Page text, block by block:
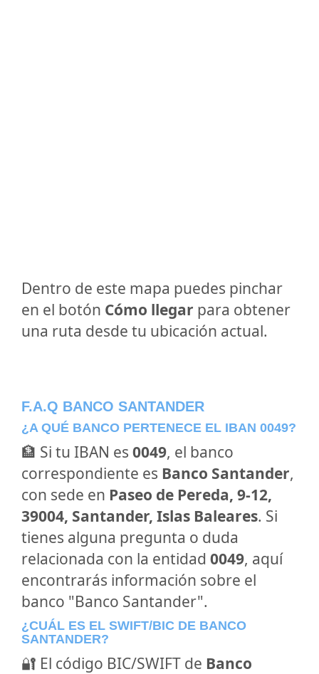
Dentro de este mapa puedes pinchar
en el botón Cómo llegar para obtener
una ruta desde tu ubicación actual.
F.A.Q BANCO SANTANDER
¿A QUÉ BANCO PERTENECE EL IBAN 0049?
🏦 Si tu IBAN es 0049, el banco
correspondiente es Banco Santander,
con sede en Paseo de Pereda, 9-12,
39004, Santander, Islas Baleares. Si
tienes alguna pregunta o duda
relacionada con la entidad 0049, aquí
encontrarás información sobre el
banco "Banco Santander".
¿CUÁL ES EL SWIFT/BIC DE BANCO
SANTANDER?
🔐 El código BIC/SWIFT de Banco